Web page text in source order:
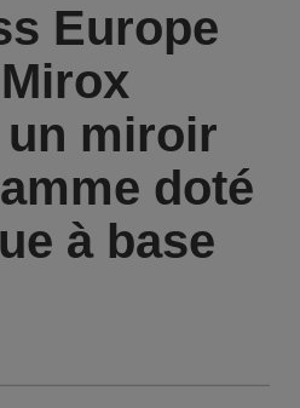
Europe
un miroir
doté
à base